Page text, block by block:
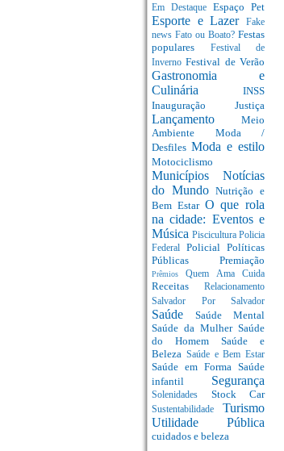
Em Destaque Espaço Pet
Esporte e Lazer
Fake
news Fato ou Boato? Festas
populares
Festival de
InvernoFestival de Verão
Gastronomia e
Culinária INSS
Inauguração Justiça
Lançamento Meio
Ambiente Moda /
Desfiles Moda e estilo
Motociclismo
Municípios Notícias
do MundoNutrição e
Bem Estar O que rola
na cidade: Eventos e
Música Piscicultura Policia
Federal Policial Políticas
Públicas Premiação
PrêmiosQuem Ama Cuida
Receitas Relacionamento
Salvador Por Salvador
Saúde Saúde Mental
Saúde da Mulher Saúde
do Homem Saúde e
Beleza Saúde e Bem Estar
Saúde em Forma Saúde
infantil Segurança
Solenidades Stock Car
Sustentabilidade Turismo
Utilidade Pública
cuidados e beleza